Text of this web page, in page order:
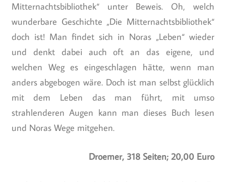
Mitternachtsbibliothek“ unter Beweis. Oh, welch
wunderbare Geschichte „Die Mitternachtsbibliothek“
doch ist! Man findet sich in Noras „Leben“ wieder
und denkt dabei auch oft an das eigene, und
welchen Weg es eingeschlagen hätte, wenn man
anders abgebogen wäre. Doch ist man selbst glücklich
mit dem Leben das man führt, mit umso
strahlenderen Augen kann man dieses Buch lesen
und Noras Wege mitgehen.
Droemer, 318 Seiten; 20,00 Euro